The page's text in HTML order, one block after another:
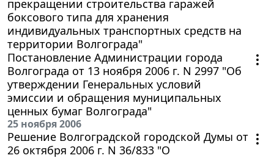
прекращении строительства гаражей
боксового типа для хранения
индивидуальных транспортных средств на
территории Волгограда"
Постановление Администрации города
Волгограда от 13 ноября 2006 г. N 2997 "Об
утверждении Генеральных условий
эмиссии и обращения муниципальных
ценных бумаг Волгограда"
25 ноября 2006
Решение Волгоградской городской Думы от
26 октября 2006 г. N 36/833 "О